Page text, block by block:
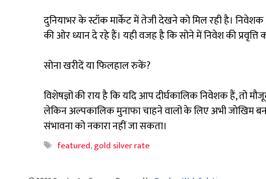
दुनियाभर के स्टॉक मार्केट में तेजी देखने को मिल रही है।
की ओर ध्यान दे रहे हैं। यही वजह है कि सोने में निवेश की
सोना खरीदें या फिलहाल रुकें?
विशेषज्ञों की राय है कि यदि आप दीर्घकालिक निवेशक हैं, तो
लेकिन अल्पकालिक मुनाफा चाहने वालों के लिए अभी जोखिम
संभावना को नकारा नहीं जा सकता।
Tags
featured,gold silver rate